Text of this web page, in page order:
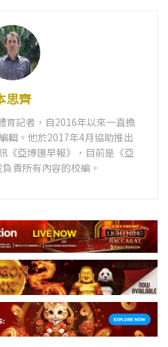
思齊
育記者，自2016年以來一直擔
輯。他於2017年4月協助推出
《亞博匯早報》，目前是《亞
責所有內容的校編。